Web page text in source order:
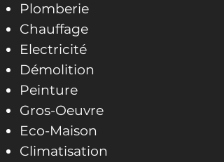
Plomberie
Chauffage
Electricité
Démolition
Peinture
Gros-Oeuvre
Eco-Maison
Climatisation